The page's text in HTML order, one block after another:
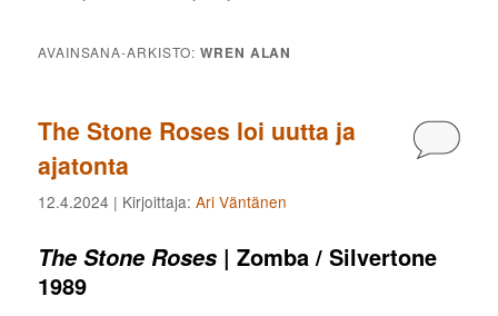
AVAINSANA-ARKISTO:WREN ALAN
The Stone Roses loi uutta ja
ajatonta
12.4.2024 | Kirjoittaja:Ari Väntänen
The Stone Roses | Zomba / Silvertone
1989